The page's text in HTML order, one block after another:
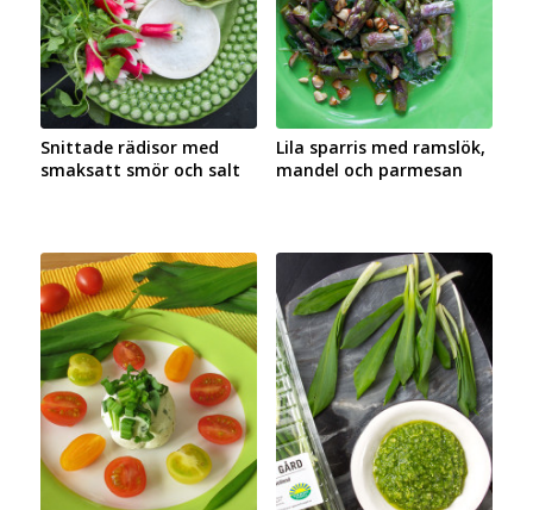
Snittade rädisor med
smaksatt smör och salt
Lila sparris med ramslök,
mandel och parmesan